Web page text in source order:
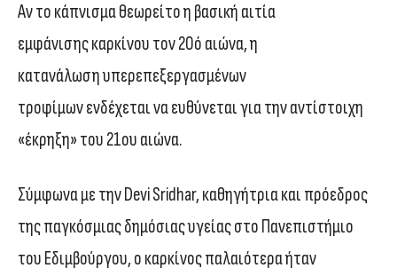
Αν το κάπνισμα θεωρείτο η βασική αιτία
εμφάνισης καρκίνου τον 20ό αιώνα, η
κατανάλωση υπερεπεξεργασμένων
τροφίμων ενδέχεται να ευθύνεται για την αντίστοιχη
«έκρηξη» του 21ου αιώνα.
Σύμφωνα με την Devi Sridhar, καθηγήτρια και πρόεδρος
της παγκόσμιας δημόσιας υγείας στο Πανεπιστήμιο
του Εδιμβούργου, ο καρκίνος παλαιότερα ήταν